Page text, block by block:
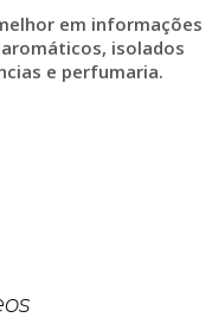
em informações
isolados
e perfumaria.